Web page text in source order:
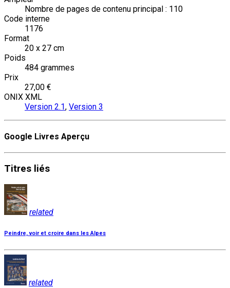
Nombre de pages de contenu principal : 110
Code interne
1176
Format
20 x 27 cm
Poids
484 grammes
Prix
27,00 €
ONIX XML
Version 2.1, Version 3
Google Livres Aperçu
Titres liés
related
Peindre, voir et croire dans les Alpes
related